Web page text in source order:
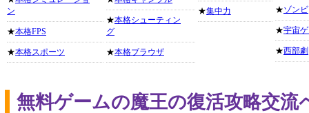
ン
★本格FPS
★本格スポーツ
★本格シューティン
グ
★本格ブラウザ
★集中力 ★ゾンビ
★宇宙
★西部劇
無料ゲームの魔王の復活攻略交流